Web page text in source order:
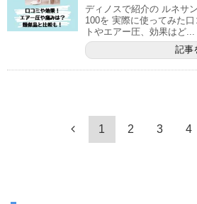
ディノスで紹介の ルネサ
100を 実際に使ってみた
トやエアー圧、効果はど...
記事
1 2 3 4